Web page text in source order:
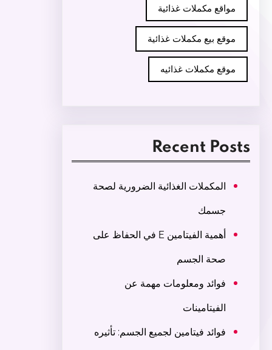
مواقع مكملات غذائية
موقع بيع مكملات غذائية
موقع مكملات غذائيه
Recent Posts
المكملات الغذائية الضرورية لصحة
جسمك
أهمية الفيتامين E في الحفاظ على
صحة الجسم
فوائد ومعلومات مهمة عن
الفيتامينات
فوائد فيتامين لجميع الجسم: تأثيره